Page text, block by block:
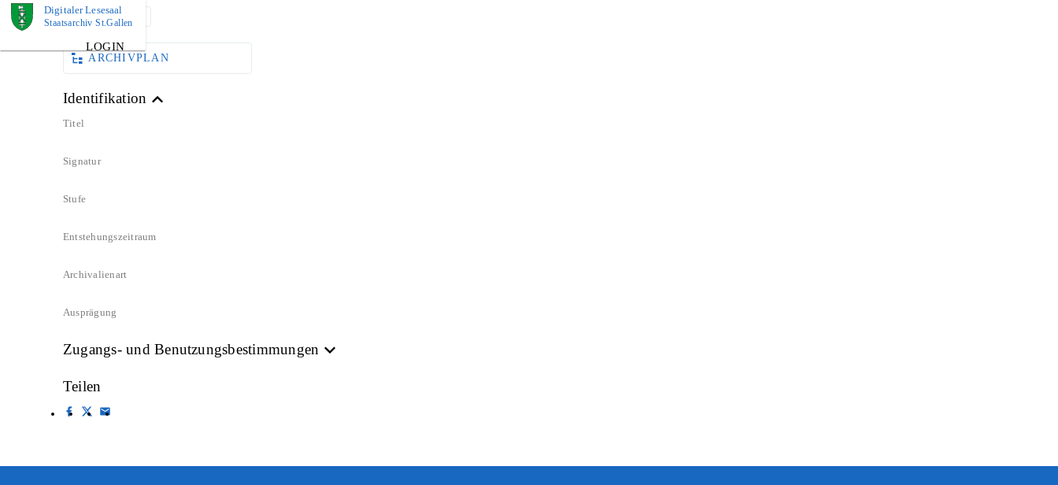
Digitaler Lesesaal
Staatsarchiv St.Gallen
LOGIN
DOKUMENT
ARCHIVPLAN
Identifikation
Titel
Signatur
Stufe
Entstehungszeitraum
Archivalienart
Ausprägung
Zugangs- und Benutzungsbestimmungen
Teilen